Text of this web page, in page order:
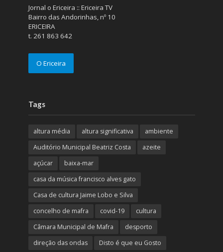
Jornal o Ericeira :: Ericeira TV
Bairro das Andorinhas, nº 10
ERICEIRA
t. 261 863 642
O Ericeira
Tags
altura média altura significativa
ambiente
Auditório Municipal Beatriz Costa
azeite
açúcar
baixa-mar
casa da música francisco alves gato
Casa de cultura Jaime Lobo e Silva
concelho de mafra
covid-19
cultura
Câmara Municipal de Mafra
desporto
direção das ondas
Disto é que eu Gosto